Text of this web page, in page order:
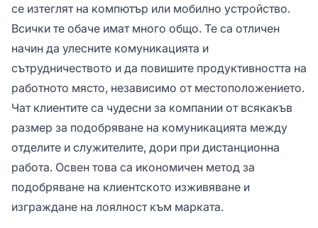
се изтеглят на компютър или мобилно устройство.
Всички те обаче имат много общо. Те са отличен
начин да улесните комуникацията и
сътрудничеството и да повишите продуктивността на
работното място, независимо от местоположението.
Чат клиентите са чудесни за компании от всякакъв
размер за подобряване на комуникацията между
отделите и служителите, дори при дистанционна
работа. Освен това са икономичен метод за
подобряване на клиентското изживяване и
изграждане на лоялност към марката.